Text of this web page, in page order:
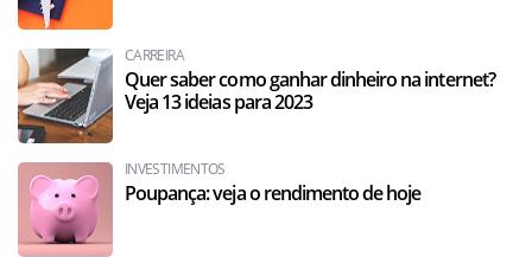
CARREIRA
Quer saber como ganhar dinheiro na internet?
Veja 13 ideias para 2023
INVESTIMENTOS
Poupança: veja o rendimento de hoje